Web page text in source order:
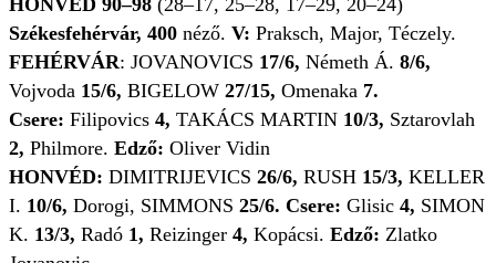
HONVÉD 90–98 (28–17, 25–28, 17–29, 20–24)
Székesfehérvár, 400 néző. V: Praksch, Major, Téczely.
FEHÉRVÁR: JOVANOVICS 17/6, Németh Á. 8/6,
Vojvoda 15/6, BIGELOW 27/15, Omenaka 7.
Csere: Filipovics 4, TAKÁCS MARTIN 10/3, Sztarovlah
2, Philmore. Edző: Oliver Vidin
HONVÉD: DIMITRIJEVICS 26/6, RUSH 15/3, KELLER
I. 10/6, Dorogi, SIMMONS 25/6. Csere: Glisic 4, SIMON
K. 13/3, Radó 1, Reizinger 4, Kopácsi. Edző: Zlatko